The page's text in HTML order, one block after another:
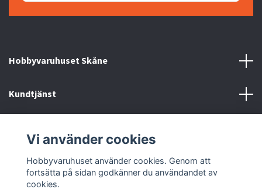
Hobbyvaruhuset Skåne
Kundtjänst
Sociala medier
Vi använder cookies
Hobbyvaruhuset använder cookies. Genom att
fortsätta på sidan godkänner du användandet av
cookies.